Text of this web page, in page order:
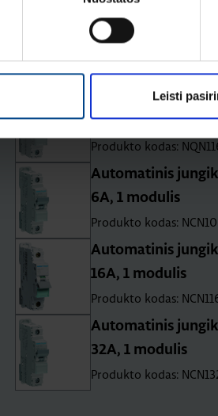
Leisti
Automatinis
100A, 4.5 mod.
Produkto kodas:
Automatinis
16A , 1 modulis
Produkto kodas:
Automatinis
6A, 1 modulis
Produkto kodas:
Automatinis
16A, 1 modulis
Produkto kodas:
Automatinis
32A, 1 modulis
Produkto kodas: